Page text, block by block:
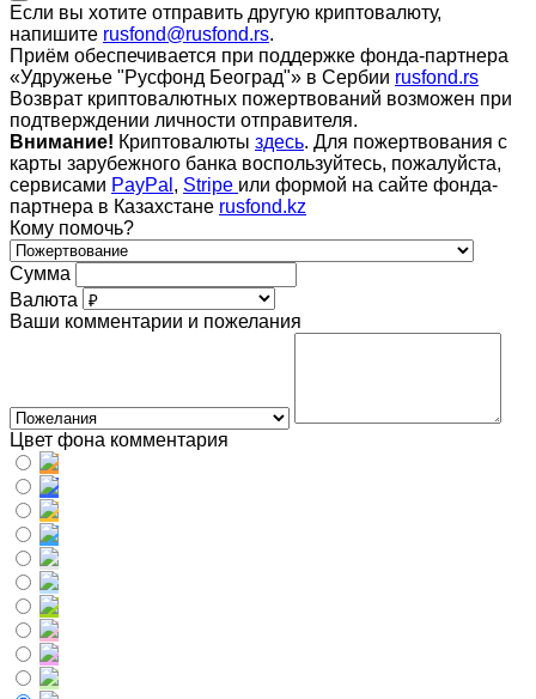
Если вы хотите отправить другую криптовалюту,
напишите rusfond@rusfond.rs.
Приём обеспечивается при поддержке фонда-партнера
«Удружење "Русфонд Београд"» в Сербии rusfond.rs
Возврат криптовалютных пожертвований возможен при
подтверждении личности отправителя.
Внимание! Криптовалюты здесь. Для пожертвования с
карты зарубежного банка воспользуйтесь, пожалуйста,
сервисами PayPal , Stripe или формой на сайте фонда-
партнера в Казахстане rusfond.kz
Кому помочь?
Сумма
Валюта
Ваши комментарии и пожелания
Цвет фона комментария